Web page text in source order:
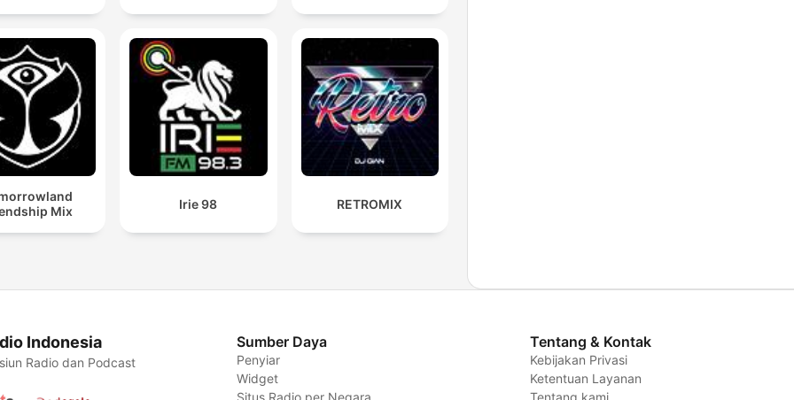
Mix
Irie 98 RETROMIX
Indonesia
Radio dan Podcast
Sumber Daya
Penyiar
Widget
Situs Radio per Negara
Tentang & Kontak
Kebijakan Privasi
Ketentuan Layanan
Tentang kami